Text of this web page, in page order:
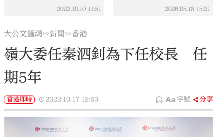
2022.10.10 11:51 2026.05.18 15:21
大公文匯網>>新聞>>香港
嶺大委任秦泗釗為下任校長 任
期5年
香港即時 2022.10.17 12:53 字號 分享